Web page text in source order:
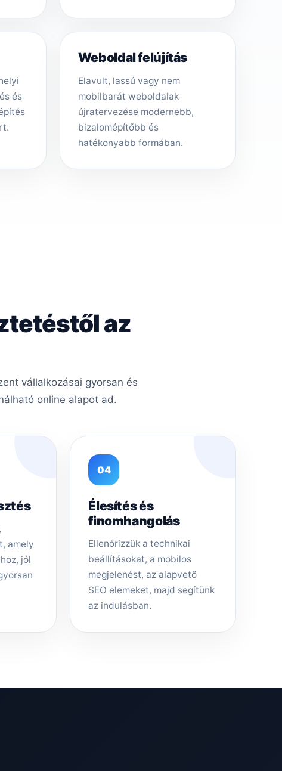
és
Weboldal felújítás
Elavult, lassú vagy nem
mobilbarát weboldalak
újratervezése modernebb,
bizalomépítőbb és
hatékonyabb formában.
az
vállalkozásai gyorsan és
online alapot ad.
amely
jól
04
Élesítés és
finomhangolás
Ellenőrizzük a technikai
beállításokat, a mobilos
megjelenést, az alapvető
SEO elemeket, majd segítünk
az indulásban.